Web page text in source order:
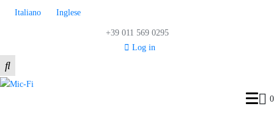
Italiano Inglese
+39 011 569 0295
Log in
0